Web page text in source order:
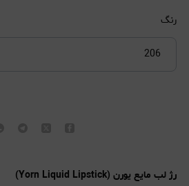
رنگ
206
رژ لب مایع یورن (Yorn Liquid Lipstick)